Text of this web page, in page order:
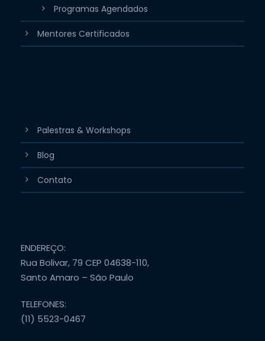
Programas Agendados
Mentores Certificados
Palestras & Workshops
Blog
Contato
ENDEREÇO:
Rua Bolivar, 79 CEP 04638-110,
Santo Amaro – São Paulo
TELEFONES:
(11) 5523-0467